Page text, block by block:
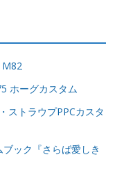
M82
ホーグカスタム
ストラウプPPCカスタ
ック『さらば愛しき